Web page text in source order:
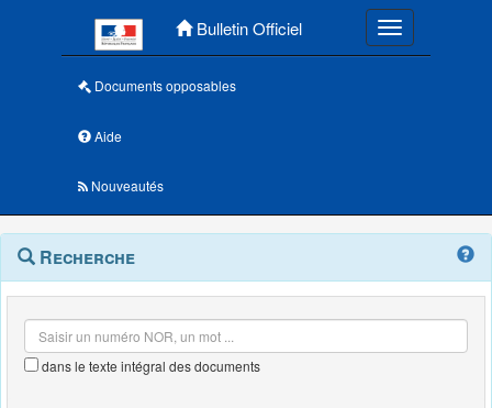
Bulletin Officiel Toggle
Documents opposables
Aide
Nouveautés
Navigation
outils
Menu
contextuel
Recherche
dans le texte intégral des documents